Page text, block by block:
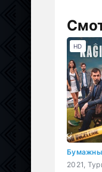
2021,
HD